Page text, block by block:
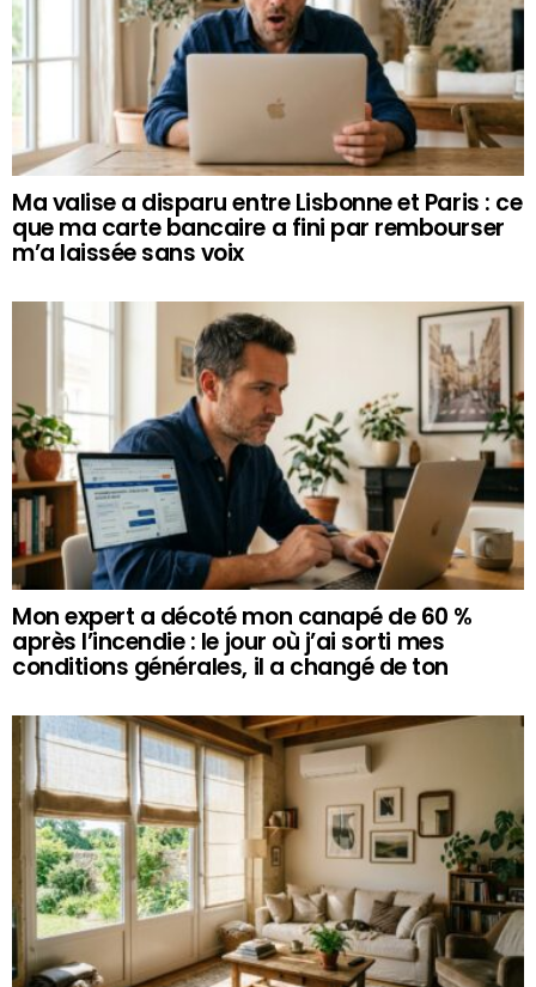
Ma valise a disparu entre Lisbonne et Paris : ce
que ma carte bancaire a fini par rembourser
m’a laissée sans voix
Mon expert a décoté mon canapé de 60 %
après l’incendie : le jour où j’ai sorti mes
conditions générales, il a changé de ton